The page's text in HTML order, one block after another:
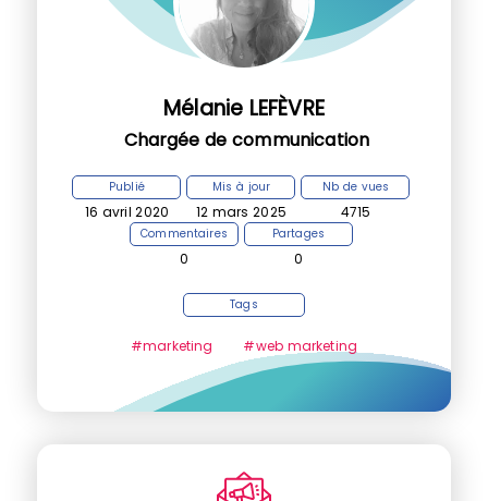
Mélanie LEFÈVRE
Chargée de communication
Publié
16 avril 2020
Mis à jour
12 mars 2025
Nb de vues
4715
Commentaires
0
Partages
0
Tags
#marketing #web marketing